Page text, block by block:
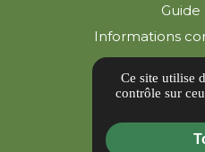
Guide
Informations
Politique de
Ce site utilise
contrôle sur